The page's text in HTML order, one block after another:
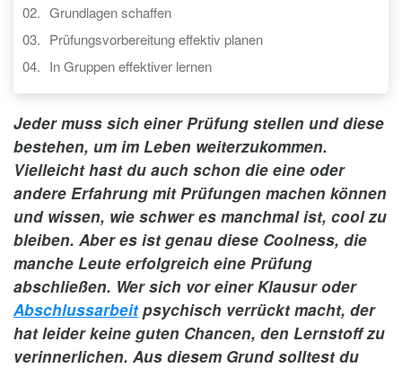
Grundlagen schaffen
Prüfungsvorbereitung effektiv planen
In Gruppen effektiver lernen
Jeder muss sich einer Prüfung stellen und diese
bestehen, um im Leben weiterzukommen.
Vielleicht hast du auch schon die eine oder
andere Erfahrung mit Prüfungen machen können
und wissen, wie schwer es manchmal ist, cool zu
bleiben. Aber es ist genau diese Coolness, die
manche Leute erfolgreich eine Prüfung
abschließen. Wer sich vor einer Klausur oder
Abschlussarbeitpsychisch verrückt macht, der
hat leider keine guten Chancen, den Lernstoff zu
verinnerlichen. Aus diesem Grund solltest du